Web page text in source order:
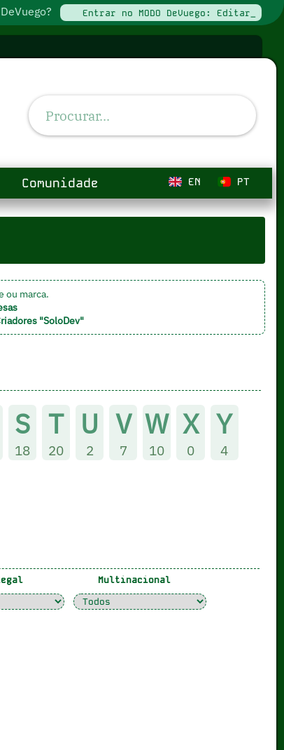
Entrar no MODO DeVuego: Editar_
Comunidade PT
EN
ou marca.
"SoloDev"
S
18
T
20
U
2
V
7
W
10
X
0
Y
4
Multinacional